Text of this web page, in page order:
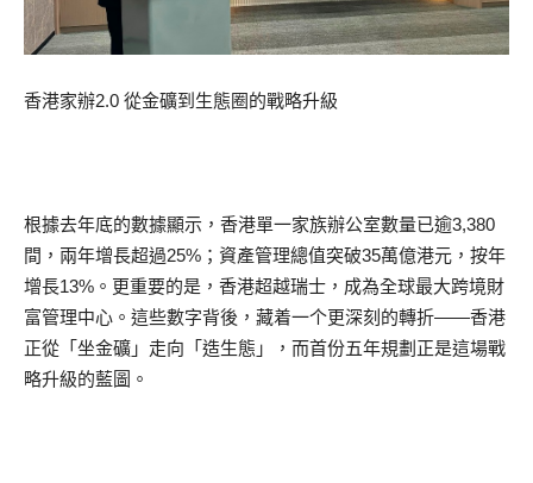
香港家辦2.0 從金礦到生態圈的戰略升級
根據去年底的數據顯示，香港單一家族辦公室數量已逾3,380
間，兩年增長超過25%；資產管理總值突破35萬億港元，按年
增長13%。更重要的是，香港超越瑞士，成為全球最大跨境財
富管理中心。這些數字背後，藏着一个更深刻的轉折——香港
正從「坐金礦」走向「造生態」，而首份五年規劃正是這場戰
略升級的藍圖。